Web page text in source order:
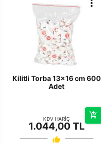
Kilitli Torba 13x16 cm 600
Adet
KDV HARİÇ
1.044,00 TL